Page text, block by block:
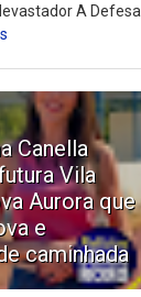
A Defesa
Canella
Vila
Aurora que
e
caminhada